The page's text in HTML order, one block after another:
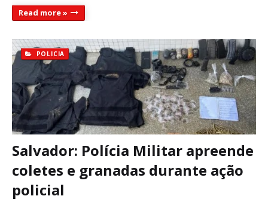
Read more »
POLICIA
Salvador: Polícia Militar apreende
coletes e granadas durante ação
policial